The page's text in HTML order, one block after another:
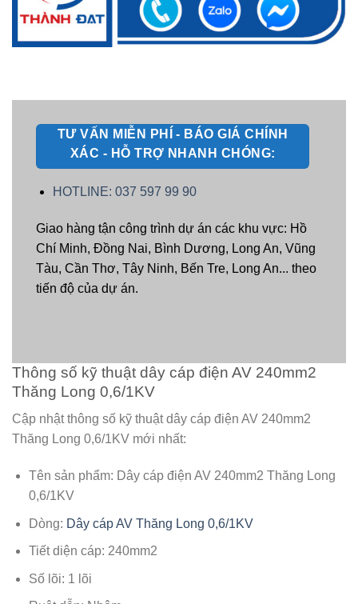
TƯ VẤN MIỄN PHÍ - BÁO GIÁ CHÍNH
XÁC - HỖ TRỢ NHANH CHÓNG:
HOTLINE: 037 597 99 90
Giao hàng tận công trình dự án các khu vực: Hồ
Chí Minh, Đồng Nai, Bình Dương, Long An, Vũng
Tàu, Cần Thơ, Tây Ninh, Bến Tre, Long An... theo
tiến độ của dự án.
Thông số kỹ thuật dây cáp điện AV 240mm2
Thăng Long 0,6/1KV
Cập nhật thông số kỹ thuật dây cáp điện AV 240mm2
Thăng Long 0,6/1KV mới nhất:
Tên sản phẩm: Dây cáp điện AV 240mm2 Thăng Long
0,6/1KV
Dòng: Dây cáp AV Thăng Long 0,6/1KV
Tiết diện cáp: 240mm2
Số lõi: 1 lõi